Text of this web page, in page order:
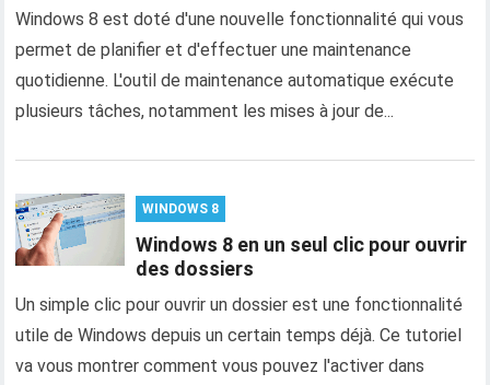
Windows 8 est doté d'une nouvelle fonctionnalité qui vous
permet de planifier et d'effectuer une maintenance
quotidienne. L'outil de maintenance automatique exécute
plusieurs tâches, notamment les mises à jour de...
WINDOWS 8
Windows 8 en un seul clic pour ouvrir
des dossiers
Un simple clic pour ouvrir un dossier est une fonctionnalité
utile de Windows depuis un certain temps déjà. Ce tutoriel
va vous montrer comment vous pouvez l'activer dans